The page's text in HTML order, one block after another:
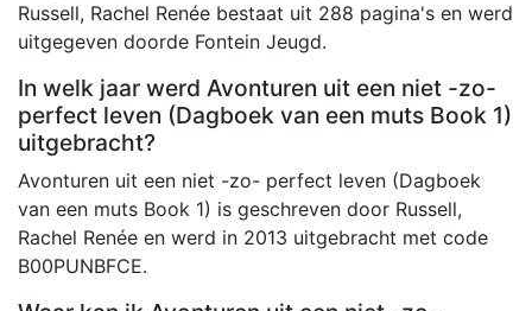
Russell, Rachel Renée bestaat uit 288 pagina's en werd
uitgegeven doorde Fontein Jeugd.
In welk jaar werd Avonturen uit een niet -zo-
perfect leven (Dagboek van een muts Book 1)
uitgebracht?
Avonturen uit een niet -zo- perfect leven (Dagboek
van een muts Book 1) is geschreven door Russell,
Rachel Renée en werd in 2013 uitgebracht met code
B00PUNBFCE.